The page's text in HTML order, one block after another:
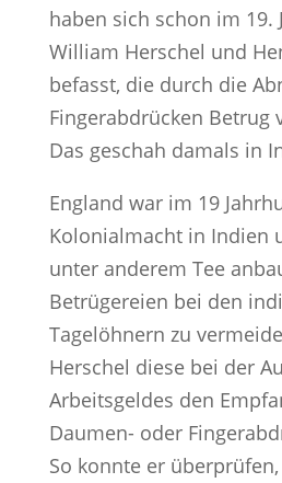
haben sich schon im 19.
William Herschel und
befasst, die durch die
Fingerabdrücken Betrug
Das geschah damals in
England war im 19
Kolonialmacht in Indien
unter anderem Tee
Betrügereien bei den
Tagelöhnern zu
Herschel diese bei der
Arbeitsgeldes den
Daumen- oder
So konnte er